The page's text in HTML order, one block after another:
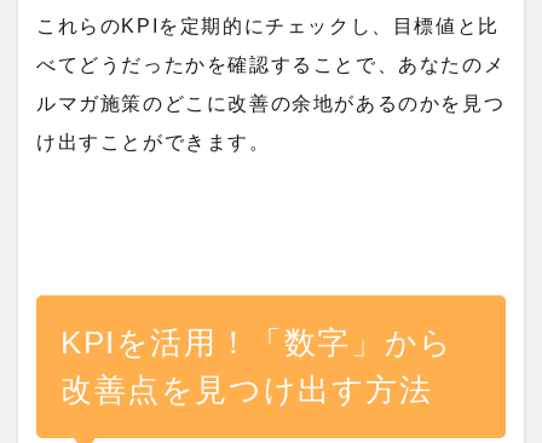
これらのKPIを定期的にチェックし、目標値と比
べてどうだったかを確認することで、あなたのメ
ルマガ施策のどこに改善の余地があるのかを見つ
け出すことができます。
KPIを活用！「数字」から
改善点を見つけ出す方法